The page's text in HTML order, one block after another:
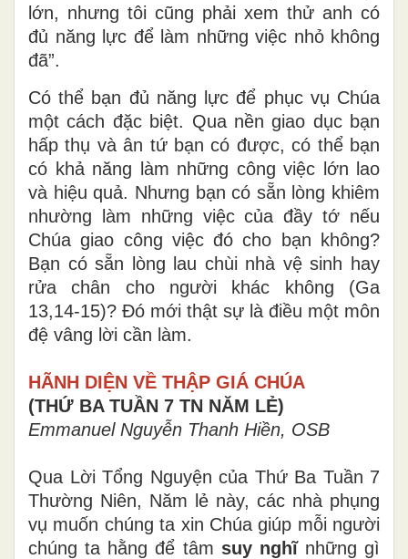
lớn, nhưng tôi cũng phải xem thử anh có
đủ năng lực để làm những việc nhỏ không
đã”.
Có thể bạn đủ năng lực để phục vụ Chúa
một cách đặc biệt. Qua nền giao dục bạn
hấp thụ và ân tứ bạn có được, có thể bạn
có khả năng làm những công việc lớn lao
và hiệu quả. Nhưng bạn có sẵn lòng khiêm
nhường làm những việc của đầy tớ nếu
Chúa giao công việc đó cho bạn không?
Bạn có sẵn lòng lau chùi nhà vệ sinh hay
rửa chân cho người khác không (Ga
13,14-15)? Đó mới thật sự là điều một môn
đệ vâng lời cần làm.
HÃNH DIỆN VỀ THẬP GIÁ CHÚA
(THỨ BA TUẦN 7 TN NĂM LẺ)
Emmanuel Nguyễn Thanh Hiền, OSB
Qua Lời Tổng Nguyện của Thứ Ba Tuần 7
Thường Niên, Năm lẻ này, các nhà phụng
vụ muốn chúng ta xin Chúa giúp mỗi người
chúng ta hằng để tâm suy nghĩnhững gì